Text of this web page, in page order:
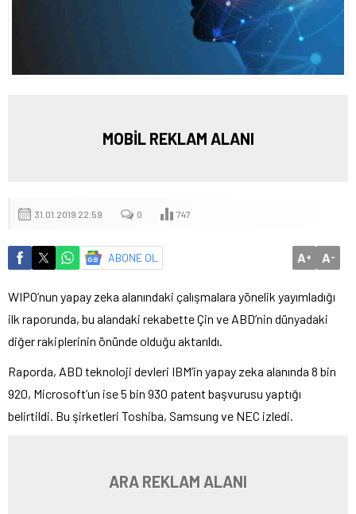
MOBİL REKLAM ALANI
31.01.2019 22:59 0 747
ABONE OL A+ A-
WIPO’nun yapay zeka alanındaki çalışmalara yönelik yayımladığı
ilk raporunda, bu alandaki rekabette Çin ve ABD’nin dünyadaki
diğer rakiplerinin önünde olduğu aktarıldı.
Raporda, ABD teknoloji devleri IBM’in yapay zeka alanında 8 bin
920, Microsoft’un ise 5 bin 930 patent başvurusu yaptığı
belirtildi. Bu şirketleri Toshiba, Samsung ve NEC izledi.
ARA REKLAM ALANI